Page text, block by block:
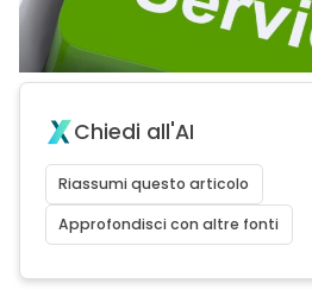
Chiedi all'AI
Riassumi questo articolo
Approfondisci con altre fonti